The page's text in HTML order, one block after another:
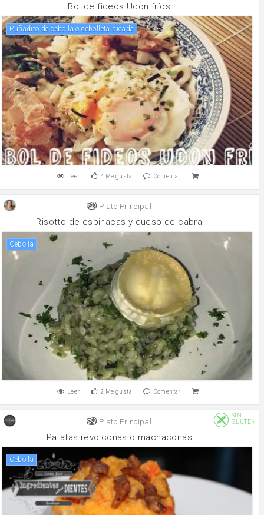
Bol de fideos Udon fríos
puñadito de cebolla o cebolleta picada
Leer 4 Me gusta Comentar
Plato Principal
Risotto de espinacas y queso de cabra
cebolla
Leer 2 Me gusta Comentar
Plato Principal
SIN
GLUTEN
Patatas revolconas o machaconas
cebolla